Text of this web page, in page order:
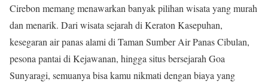
Cirebon memang menawarkan banyak pilihan wisata yang murah
dan menarik. Dari wisata sejarah di Keraton Kasepuhan,
kesegaran air panas alami di Taman Sumber Air Panas Cibulan,
pesona pantai di Kejawanan, hingga situs bersejarah Goa
Sunyaragi, semuanya bisa kamu nikmati dengan biaya yang